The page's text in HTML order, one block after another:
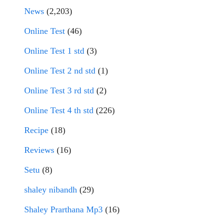
News (2,203)
Online Test (46)
Online Test 1 std (3)
Online Test 2 nd std (1)
Online Test 3 rd std (2)
Online Test 4 th std (226)
Recipe (18)
Reviews (16)
Setu (8)
shaley nibandh (29)
Shaley Prarthana Mp3 (16)